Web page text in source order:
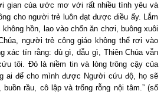
gian của ước mơ với rất nhiều tình yêu và
cho người trẻ luôn đạt được điều ấy. Lắm
hồn, lao vào chốn ăn chơi, buông xuôi
người trẻ công giáo không thể rơi vào
xác tín rằng: dù gì, dẫu gì, Thiên Chúa vẫn
tôi. Đó là niềm tin và lòng trông cậy của
ai để cho mình được Người cứu độ, họ sẽ
rầu, cô lập và trống rỗng nội tâm.” (số